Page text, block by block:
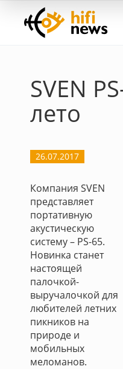
SVEN
лето
26.07.2017
Компания SVEN
представляет
портативную
акустическую
систему – PS-65.
Новинка станет
настоящей
палочкой-
выручалочкой для
любителей летних
пикников на
природе и
мобильных
меломанов.